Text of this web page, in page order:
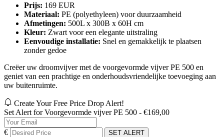
Prijs: 169 EUR
Materiaal: PE (polyethyleen) voor duurzaamheid
Afmetingen: 500L x 300B x 60H cm
Kleur: Zwart voor een elegante uitstraling
Eenvoudige installatie: Snel en gemakkelijk te plaatsen
zonder gedoe
Creëer uw droomvijver met de voorgevormde vijver PE 500 en
geniet van een prachtige en onderhoudsvriendelijke toevoeging aan
uw buitenruimte.
Create Your Free Price Drop Alert!
Set Alert for Voorgevormde vijver PE 500 - €169,00
€
SET ALERT